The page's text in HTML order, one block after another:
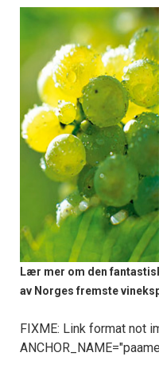
Lær mer om den
av Norges fremste
FIXME: Link format not